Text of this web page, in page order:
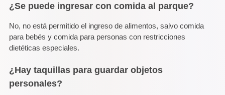
¿Se puede ingresar con comida al parque?
No, no está permitido el ingreso de alimentos, salvo comida
para bebés y comida para personas con restricciones
dietéticas especiales.
¿Hay taquillas para guardar objetos
personales?